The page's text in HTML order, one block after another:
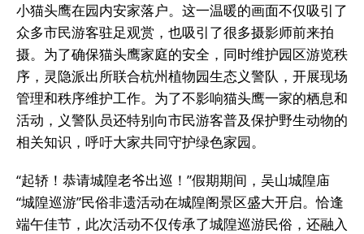
小猫头鹰在园内安家落户。这一温暖的画面不仅吸引了
众多市民游客驻足观赏，也吸引了很多摄影师前来拍
摄。为了确保猫头鹰家庭的安全，同时维护园区游览秩
序，灵隐派出所联合杭州植物园生态义警队，开展现场
管理和秩序维护工作。为了不影响猫头鹰一家的栖息和
活动，义警队员还特别向市民游客普及保护野生动物的
相关知识，呼吁大家共同守护绿色家园。
“起轿！恭请城隍老爷出巡！”假期期间，吴山城隍庙
“城隍巡游”民俗非遗活动在城隍阁景区盛大开启。恰逢
端午佳节，此次活动不仅传承了城隍巡游民俗，还融入